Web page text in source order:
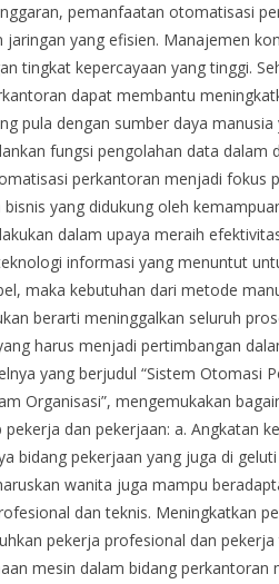
pemanfaatan otomatisasi
yang efisien. Manajemen
tingkat kepercayaan yang tinggi.
dapat membantu
pula dengan sumber daya
fungsi pengolahan data dalam
perkantoran menjadi fokus
yang didukung oleh
dalam upaya meraih
informasi yang menuntut
maka kebutuhan dari metode
berarti meninggalkan seluruh
harus menjadi pertimbangan
yang berjudul “Sistem Otomasi
Organisasi”, mengemukakan
dan pekerjaan: a. Angkatan
bidang pekerjaan yang juga di
wanita juga mampu
dan teknis. Meningkatkan
pekerja profesional dan pekerja
mesin dalam bidang perkantoran